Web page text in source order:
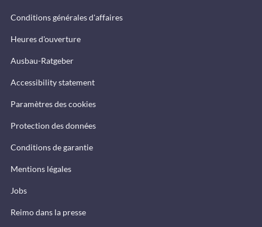
Conditions générales d'affaires
Heures d'ouverture
Ausbau-Ratgeber
Accessibility statement
Paramètres des cookies
Protection des données
Conditions de garantie
Mentions légales
Jobs
Reimo dans la presse